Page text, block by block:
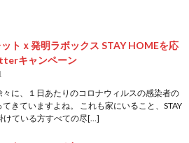
トｘ発明ラボックス STAY HOMEを応
キャンペーン
々に、１日あたりのコロナウィルスの感染者の
きていますよね。 これも家にいること、STAY
けている方すべての尽[…]